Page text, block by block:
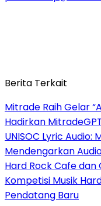
Berita Terkait
Mitrade Raih Gelar
Hadirkan
UNISOC Lyric
Mendengarkan
Hard Rock Cafe
Kompetisi Musik
Pendatang Baru